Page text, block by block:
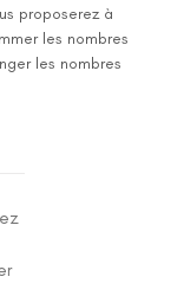
proposerez à
les nombres
les nombres